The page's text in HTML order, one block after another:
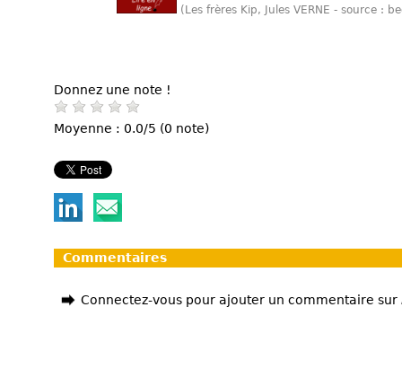
(Les frères Kip, Jules VERNE - source :
Donnez une note !
Moyenne : 0.0/5 (0 note)
Commentaires
Connectez-vous pour ajouter un commentaire sur